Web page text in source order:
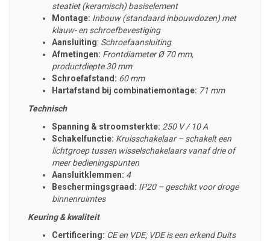
steatiet (keramisch) basiselement
Montage: Inbouw (standaard inbouwdozen) met
klauw- en schroefbevestiging
Aansluiting: Schroefaansluiting
Afmetingen: Frontdiameter Ø 70 mm,
productdiepte 30 mm
Schroefafstand: 60 mm
Hartafstand bij combinatiemontage: 71 mm
Technisch
Spanning & stroomsterkte: 250 V / 10 A
Schakelfunctie: Kruisschakelaar – schakelt een
lichtgroep tussen wisselschakelaars vanaf drie of
meer bedieningspunten
Aansluitklemmen: 4
Beschermingsgraad: IP20 – geschikt voor droge
binnenruimtes
Keuring & kwaliteit
Certificering: CE en VDE; VDE is een erkend Duits